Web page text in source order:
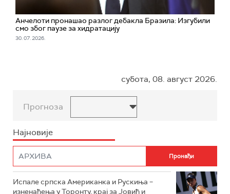
Анчелоти пронашао разлог дебакла Бразила: Изгубили
смо због паузе за хидратацију
30. 07. 2026.
субота, 08. август 2026.
Прогноза
Најновије
Испале српска Американка и Рускиња –
изненађења у Торонту, крај за Јовић и